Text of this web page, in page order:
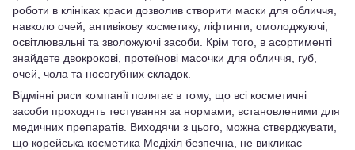
роботи в клініках краси дозволив створити маски для обличчя,
навколо очей, антивікову косметику, ліфтинги, омолоджуючі,
освітлювальні та зволожуючі засоби. Крім того, в асортименті
знайдете двокрокові, протеїнові масочки для обличчя, губ,
очей, чола та носогубних складок.
Відмінні риси компанії полягає в тому, що всі косметичні
засоби проходять тестування за нормами, встановленими для
медичних препаратів. Виходячи з цього, можна стверджувати,
що корейська косметика Медіхіл безпечна, не викликає